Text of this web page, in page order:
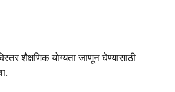
शैक्षणिक योग्यता जाणून घेण्यासाठी